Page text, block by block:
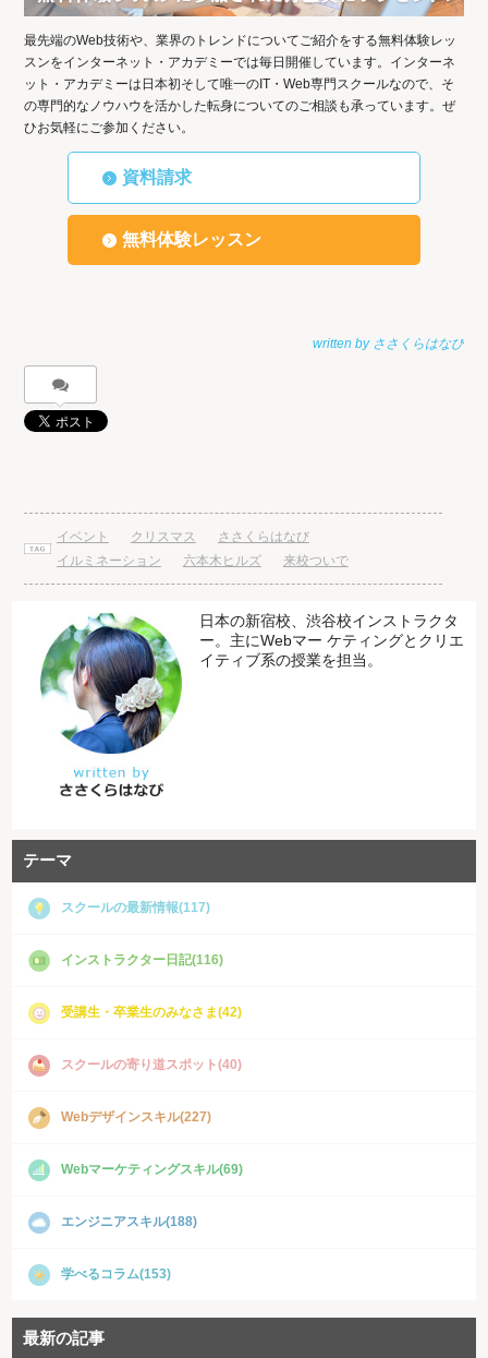
最先端のWeb技術や、業界のトレンドについてご紹介をする無料体験レッ
スンをインターネット・アカデミーでは毎日開催しています。インターネ
ット・アカデミーは日本初そして唯一のIT・Web専門スクールなので、そ
の専門的なノウハウを活かした転身についてのご相談も承っています。ぜ
ひお気軽にご参加ください。
資料請求
無料体験レッスン
イベント クリスマス
ささくらはなび
イルミネーション
六本木ヒルズ 来校ついで
日本の新宿校、渋谷校インストラクタ
ー。主にWebマー ケティングとクリエ
イティブ系の授業を担当。
テーマ
スクールの最新情報(117)
インストラクター日記(116)
受講生・卒業生のみなさま(42)
スクールの寄り道スポット(40)
Webデザインスキル(227)
Webマーケティングスキル(69)
エンジニアスキル(188)
学べるコラム(153)
最新の記事